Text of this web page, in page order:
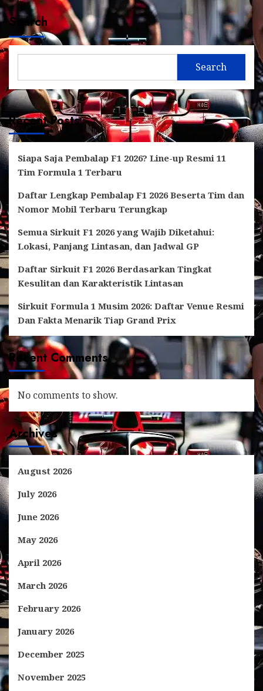
Search
Search
Recent Posts
Siapa Saja Pembalap F1 2026? Line-up Resmi 11
Tim Formula 1 Terbaru
Daftar Lengkap Pembalap F1 2026 Beserta Tim dan
Nomor Mobil Terbaru Terungkap
Semua Sirkuit F1 2026 yang Wajib Diketahui:
Lokasi, Panjang Lintasan, dan Jadwal GP
Daftar Sirkuit F1 2026 Berdasarkan Tingkat
Kesulitan dan Karakteristik Lintasan
Sirkuit Formula 1 Musim 2026: Daftar Venue Resmi
Dan Fakta Menarik Tiap Grand Prix
Recent Comments
No comments to show.
Archives
August 2026
July 2026
June 2026
May 2026
April 2026
March 2026
February 2026
January 2026
December 2025
November 2025